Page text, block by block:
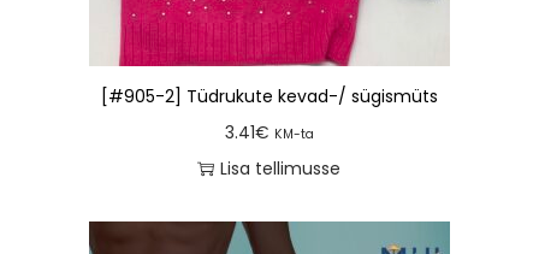
[#905-2] Tüdrukute kevad-/ sügismüts
3.41€ KM-ta
Lisa tellimusse